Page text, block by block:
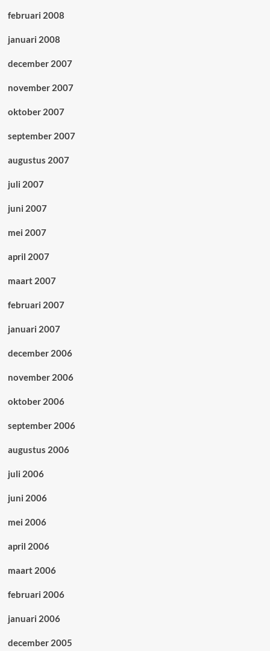
februari 2008
januari 2008
december 2007
november 2007
oktober 2007
september 2007
augustus 2007
juli 2007
juni 2007
mei 2007
april 2007
maart 2007
februari 2007
januari 2007
december 2006
november 2006
oktober 2006
september 2006
augustus 2006
juli 2006
juni 2006
mei 2006
april 2006
maart 2006
februari 2006
januari 2006
december 2005